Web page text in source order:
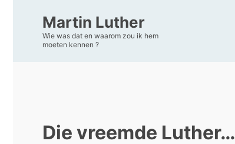
Martin Luther
Wie was dat en waarom zou ik hem
moeten kennen ?
Die vreemde Luther…